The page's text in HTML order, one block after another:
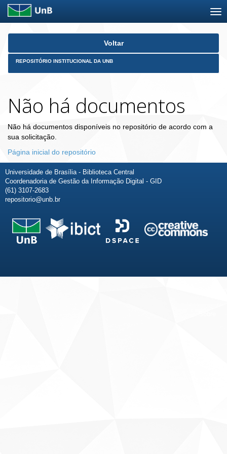
Skip
Voltar
REPOSITÓRIO INSTITUCIONAL DA UNB
Não há documentos
Não há documentos disponíveis no repositório de acordo com a
sua solicitação.
Página inicial do repositório
Universidade de Brasília - Biblioteca Central
Coordenadoria de Gestão da Informação Digital - GID
(61) 3107-2683
repositorio@unb.br